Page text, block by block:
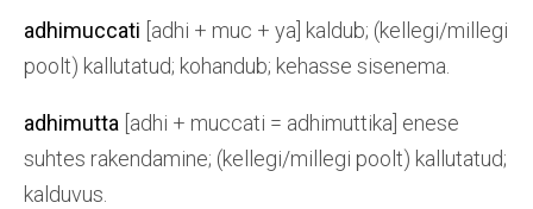
adhimuccati [adhi + muc + ya] kaldub; (kellegi/millegi
poolt) kallutatud; kohandub; kehasse sisenema.
adhimutta [adhi + muccati = adhimuttika] enese
suhtes rakendamine; (kellegi/millegi poolt) kallutatud;
kalduvus.